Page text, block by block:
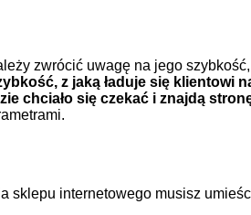
zwrócić uwagę na jego
z jaką ładuje się klientowi
chciało się czekać i znajdą
sklepu internetowego musisz